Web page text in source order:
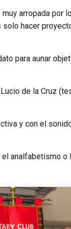
arropada por
hacer
para aunar
de la Cruz
y con el
analfabetismo